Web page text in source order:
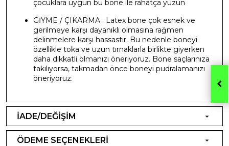
çocuklara uygun bu bone ile rahatça yüzün
GİYME / ÇIKARMA : Latex bone çok esnek ve
gerilmeye karşı dayanıklı olmasına rağmen
delinmelere karşı hassastır. Bu nedenle boneyi
özellikle toka ve uzun tırnaklarla birlikte giyerken
daha dikkatli olmanızı öneriyoruz. Bone saçlarınıza
takılıyorsa, takmadan önce boneyi pudralamanızı
öneriyoruz.
İADE/DEĞİŞİM
ÖDEME SEÇENEKLERİ